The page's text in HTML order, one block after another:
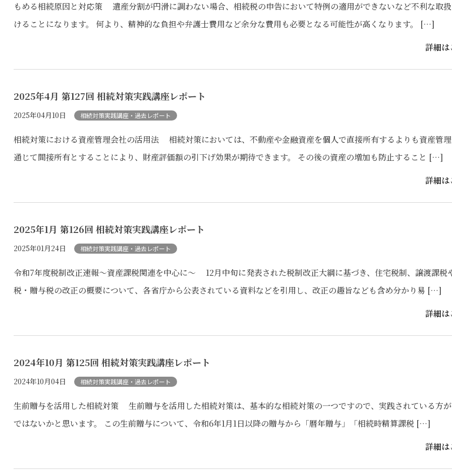
もめる相続原因と対応策 遺産分割が円滑に調わない場合、相続税の申告において特例の適用ができないなど不利な取
けることになります。 何より、精神的な負担や弁護士費用など余分な費用も必要となる可能性が高くなります。 […]
詳細は
2025年4月 第127回 相続対策実践講座レポート
2025年04月10日 相続対策実践講座・過去レポート
相続対策における資産管理会社の活用法 相続対策においては、不動産や金融資産を個人で直接所有するよりも資産管
通じて間接所有とすることにより、財産評価額の引下げ効果が期待できます。 その後の資産の増加も防止すること […]
詳細は
2025年1月 第126回 相続対策実践講座レポート
2025年01月24日 相続対策実践講座・過去レポート
令和7年度税制改正速報～資産課税関連を中心に～ 12月中旬に発表された税制改正大綱に基づき、住宅税制、譲渡課税
税・贈与税の改正の概要について、各省庁から公表されている資料などを引用し、改正の趣旨なども含め分かり易 […]
詳細は
2024年10月 第125回 相続対策実践講座レポート
2024年10月04日 相続対策実践講座・過去レポート
生前贈与を活用した相続対策 生前贈与を活用した相続対策は、基本的な相続対策の一つですので、実践されている方
ではないかと思います。 この生前贈与について、令和6年1月1日以降の贈与から「暦年贈与」「相続時精算課税 […]
詳細は